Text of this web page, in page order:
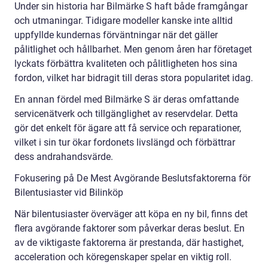
Under sin historia har Bilmärke S haft både framgångar
och utmaningar. Tidigare modeller kanske inte alltid
uppfyllde kundernas förväntningar när det gäller
pålitlighet och hållbarhet. Men genom åren har företaget
lyckats förbättra kvaliteten och pålitligheten hos sina
fordon, vilket har bidragit till deras stora popularitet idag.
En annan fördel med Bilmärke S är deras omfattande
servicenätverk och tillgänglighet av reservdelar. Detta
gör det enkelt för ägare att få service och reparationer,
vilket i sin tur ökar fordonets livslängd och förbättrar
dess andrahandsvärde.
Fokusering på De Mest Avgörande Beslutsfaktorerna för
Bilentusiaster vid Bilinköp
När bilentusiaster överväger att köpa en ny bil, finns det
flera avgörande faktorer som påverkar deras beslut. En
av de viktigaste faktorerna är prestanda, där hastighet,
acceleration och köregenskaper spelar en viktig roll.